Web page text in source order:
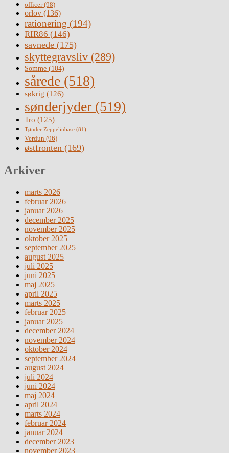
officer(98)
orlov (136)
rationering (194)
RIR86 (146)
savnede (175)
skyttegravsliv (289)
Somme (104)
sårede (518)
søkrig (126)
sønderjyder (519)
Tro (125)
Tønder Zeppelinbase (81)
Verdun (96)
østfronten (169)
Arkiver
marts 2026
februar 2026
januar 2026
december 2025
november 2025
oktober 2025
september 2025
august 2025
juli 2025
juni 2025
maj 2025
april 2025
marts 2025
februar 2025
januar 2025
december 2024
november 2024
oktober 2024
september 2024
august 2024
juli 2024
juni 2024
maj 2024
april 2024
marts 2024
februar 2024
januar 2024
december 2023
november 2023